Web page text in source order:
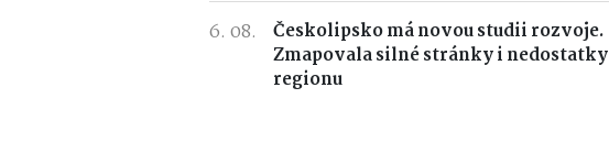
6. 08.
Českolipsko má novou studii rozvoje.
Zmapovala silné stránky i nedostatky
regionu